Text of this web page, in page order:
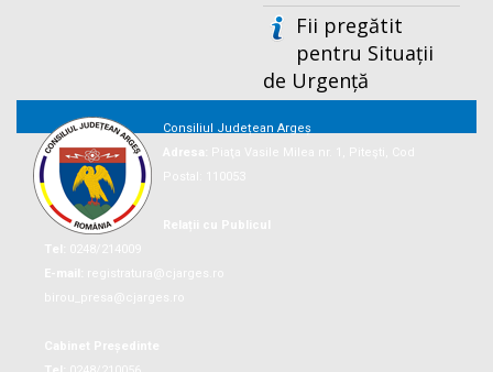
Fii pregătit
pentru Situații
de Urgență
Consiliul Județean Argeș